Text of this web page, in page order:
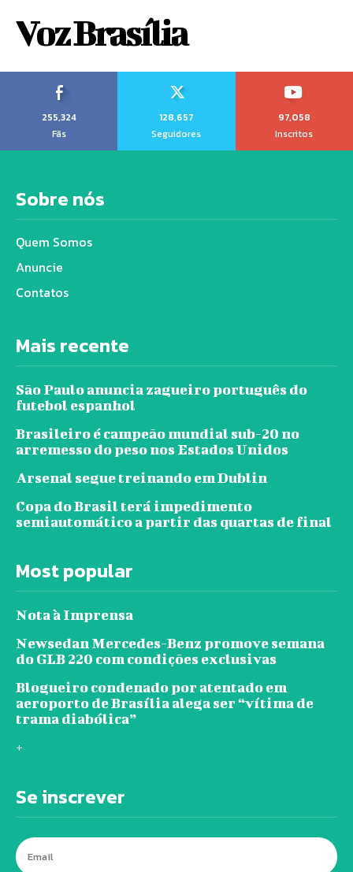
Voz Brasília
255,324
Fãs
128,657
Seguidores
97,058
Inscritos
Sobre nós
Quem Somos
Anuncie
Contatos
Mais recente
São Paulo anuncia zagueiro português do
futebol espanhol
Brasileiro é campeão mundial sub-20 no
arremesso do peso nos Estados Unidos
Arsenal segue treinando em Dublin
Copa do Brasil terá impedimento
semiautomático a partir das quartas de final
Most popular
Nota à Imprensa
Newsedan Mercedes-Benz promove semana
do GLB 220 com condições exclusivas
Blogueiro condenado por atentado em
aeroporto de Brasília alega ser “vítima de
trama diabólica”
+
Se inscrever